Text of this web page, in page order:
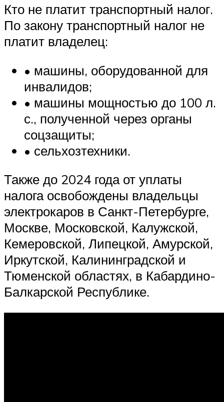
Кто не платит транспортный налог.
По закону транспортный налог не
платит владелец:
• машины, оборудованной для
инвалидов;
• машины мощностью до 100 л.
с., полученной через органы
соцзащиты;
• сельхозтехники.
Также до 2024 года от уплаты
налога освобождены владельцы
электрокаров в Санкт-Петербурге,
Москве, Московской, Калужской,
Кемеровской, Липецкой, Амурской,
Иркутской, Калининградской и
Тюменской областях, в Кабардино-
Балкарской Республике.